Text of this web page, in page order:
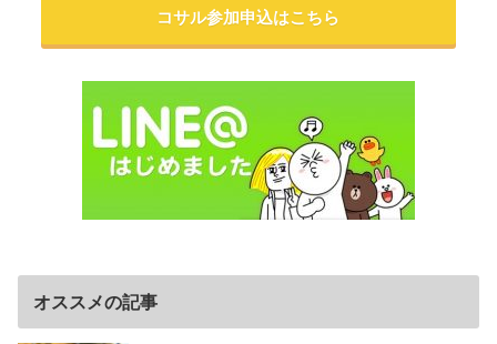
コサル参加申込はこちら
オススメの記事